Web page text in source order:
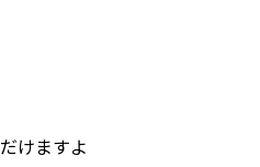
けますよ